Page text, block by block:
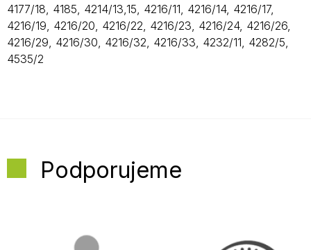
4177/18, 4185, 4214/13,15, 4216/11, 4216/14, 4216/17,
4216/19, 4216/20, 4216/22, 4216/23, 4216/24, 4216/26,
4216/29, 4216/30, 4216/32, 4216/33, 4232/11, 4282/5,
4535/2
Podporujeme